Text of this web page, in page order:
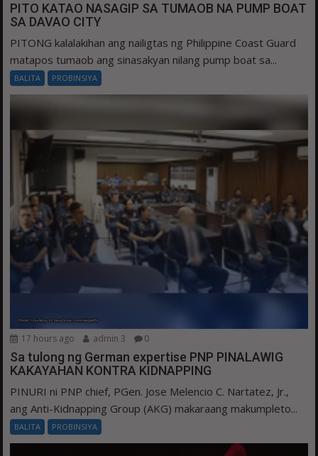
PITO KATAO NASAGIP SA TUMAOB NA PUMP BOAT
SA DAVAO CITY
PITONG kalalakihan ang nailigtas ng Philippine Coast Guard
matapos tumaob ang sinasakyan nilang pump boat sa...
BALITA PROBINSIYA
17 hours ago admin 3 0
Sa tulong ng German expertise PNP PINALAWIG
KAKAYAHAN KONTRA KIDNAPPING
PINURI ni PNP chief, PGen. Jose Melencio C. Nartatez, Jr.,
ang Anti-Kidnapping Group (AKG) makaraang makumpleto...
BALITA PROBINSIYA